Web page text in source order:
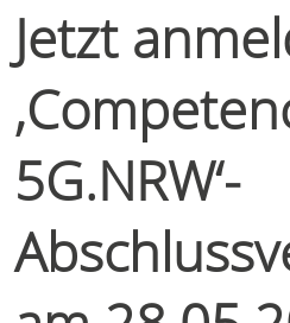
Jetzt
5G.NRW‘-